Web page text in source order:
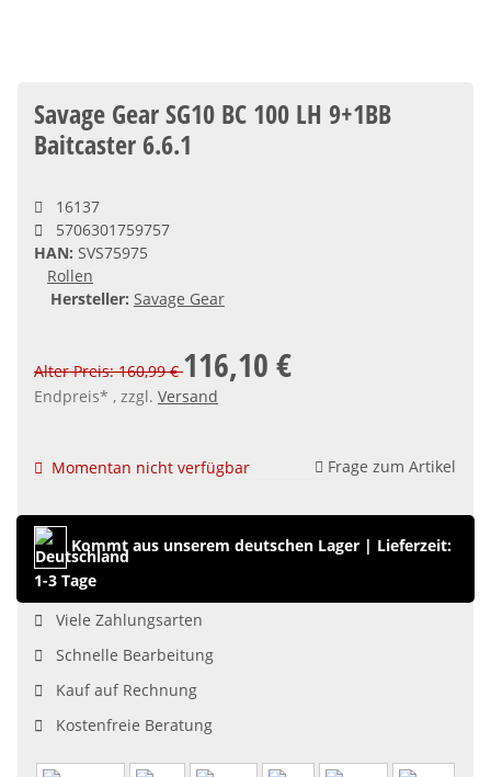
Savage Gear SG10 BC 100 LH 9+1BB
Baitcaster 6.6.1
16137
5706301759757
HAN: SVS75975
Rollen
Hersteller: Savage Gear
Alter Preis: 160,99 €116,10 €
Endpreis* , zzgl. Versand
Momentan nicht verfügbar Frage zum Artikel
Kommt aus unserem deutschen Lager | Lieferzeit:
1-3 Tage
Viele Zahlungsarten
Schnelle Bearbeitung
Kauf auf Rechnung
Kostenfreie Beratung